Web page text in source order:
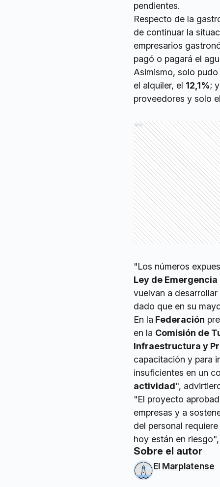
pendientes.
Respecto de la
de continuar la
empresarios
pagó o pagará el
Asimismo, solo
el alquiler, el 12,1%;
proveedores y solo
Ads
"Los números
Ley de Emergencia
vuelvan a
dado que en su
En la Federación
en la Comisión de
Infraestructura y
capacitación y para
insuficientes en un
actividad",
"El proyecto
empresas y a
del personal
hoy están en
Sobre el autor
El Marplatense